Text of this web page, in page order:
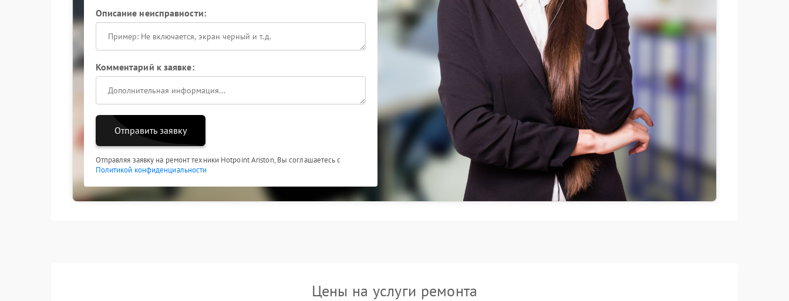
Описание неисправности:
Комментарий к заявке:
Отправить заявку
Отправляя заявку на ремонт техники Hotpoint Ariston, Вы соглашаетесь с
Политикой конфиденциальности
Цены на услуги ремонта